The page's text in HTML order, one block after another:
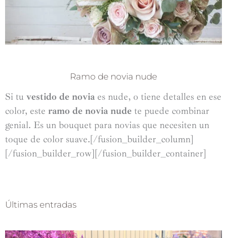
Ramo de novia nude
Si tu vestido de novia es nude, o tiene detalles en ese
color, este ramo de novia nude te puede combinar
genial. Es un bouquet para novias que necesiten un
toque de color suave.[/fusion_builder_column]
[/fusion_builder_row][/fusion_builder_container]
Últimas entradas